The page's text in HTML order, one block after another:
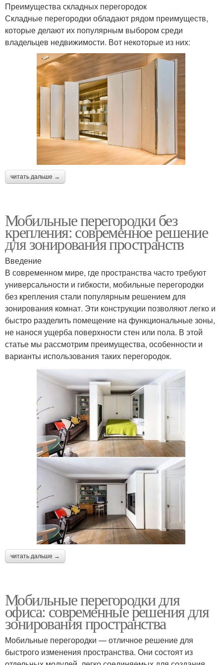
Преимущества складных перегородок
Складные перегородки обладают рядом преимуществ,
которые делают их популярным выбором среди
владельцев недвижимости. Вот некоторые из них:
читать дальше →
Мобильные перегородки без
крепления: современное решение
для зонирования пространств
Введение
В современном мире, где пространства часто требуют
универсальности и гибкости, мобильные перегородки
без крепления стали популярным решением для
зонирования комнат. Эти конструкции позволяют легко и
быстро разделить помещение на функциональные зоны,
не нанося ущерба поверхности стен или пола. В этой
статье мы рассмотрим преимущества, особенности и
варианты использования таких перегородок.
читать дальше →
Мобильные перегородки для
офиса: современные решения для
зонирования пространства
Мобильные перегородки — отличное решение для
быстрого изменения пространства. Они состоят из